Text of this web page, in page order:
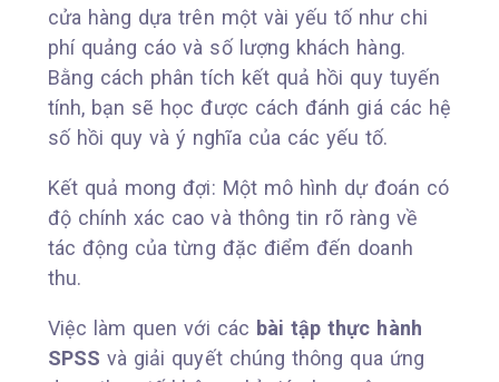
cửa hàng dựa trên một vài yếu tố như chi
phí quảng cáo và số lượng khách hàng.
Bằng cách phân tích kết quả hồi quy tuyến
tính, bạn sẽ học được cách đánh giá các hệ
số hồi quy và ý nghĩa của các yếu tố.
Kết quả mong đợi: Một mô hình dự đoán có
độ chính xác cao và thông tin rõ ràng về
tác động của từng đặc điểm đến doanh
thu.
Việc làm quen với các bài tập thực hành
SPSS và giải quyết chúng thông qua ứng